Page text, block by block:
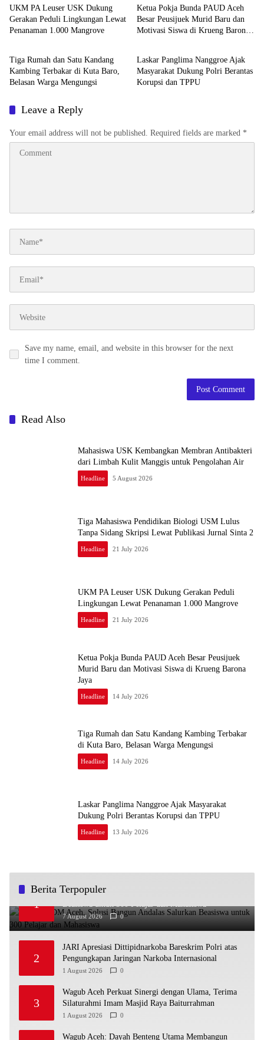
UKM PA Leuser USK Dukung
Gerakan Peduli Lingkungan Lewat
Penanaman 1.000 Mangrove
Ketua Pokja Bunda PAUD Aceh
Besar Peusijuek Murid Baru dan
Motivasi Siswa di Krueng Barona
Headline
Tiga Rumah dan Satu Kandang
Kambing Terbakar di Kuta Baro,
Belasan Warga Mengungsi
Headline
Laskar Panglima Nanggroe Ajak
Masyarakat Dukung Polri Berantas
Korupsi dan TPPU
Leave a Reply
Your email address will not be published. Required fields are marked *
Save my name, email, and website in this browser for the next
time I comment.
Read Also
Mahasiswa USK Kembangkan Membran Antibakteri
dari Limbah Kulit Manggis untuk Pengolahan Air
Headline 5 August 2026
Tiga Mahasiswa Pendidikan Biologi USM Lulus
Tanpa Sidang Skripsi Lewat Publikasi Jurnal Sinta 2
Headline 21 July 2026
UKM PA Leuser USK Dukung Gerakan Peduli
Lingkungan Lewat Penanaman 1.000 Mangrove
Headline 21 July 2026
Ketua Pokja Bunda PAUD Aceh Besar Peusijuek
Murid Baru dan Motivasi Siswa di Krueng Barona
Jaya
Headline 14 July 2026
Tiga Rumah dan Satu Kandang Kambing Terbakar
di Kuta Baro, Belasan Warga Mengungsi
Headline 14 July 2026
Laskar Panglima Nanggroe Ajak Masyarakat
Dukung Polri Berantas Korupsi dan TPPU
Headline 13 July 2026
Berita Terpopuler
1
Bangun SDM Aceh, Solusi Bangun Andalas Salurkan
Beasiswa untuk 300 Pelajar dan Mahasiswa
7 August 2026 0
2
JARI Apresiasi Dittipidnarkoba Bareskrim Polri atas
Pengungkapan Jaringan Narkoba Internasional
1 August 2026 0
3
Wagub Aceh Perkuat Sinergi dengan Ulama, Terima
Silaturahmi Imam Masjid Raya Baiturrahman
1 August 2026 0
Wagub Aceh: Dayah Benteng Utama Membangun